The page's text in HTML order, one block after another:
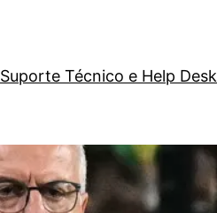
Suporte Técnico e Help Desk